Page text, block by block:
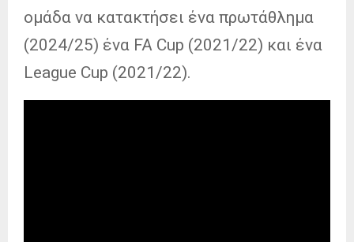
ομάδα να κατακτήσει ένα πρωτάθλημα
(2024/25) ένα FA Cup (2021/22) και ένα
League Cup (2021/22).